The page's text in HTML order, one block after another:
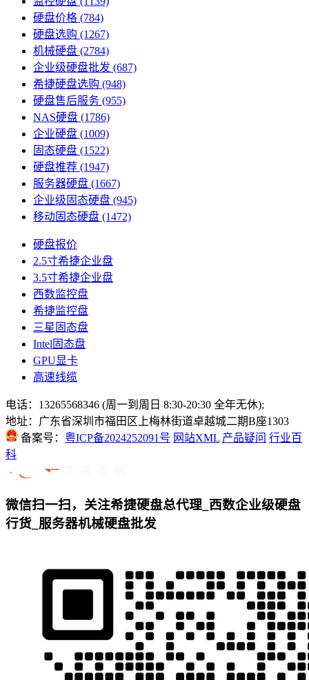
硬盘价格 (784)
硬盘选购 (1267)
机械硬盘 (2784)
企业级硬盘批发 (687)
希捷硬盘选购 (948)
硬盘售后服务 (955)
NAS硬盘 (1786)
企业硬盘 (1009)
固态硬盘 (1522)
硬盘推荐 (1947)
服务器硬盘 (1667)
企业级固态硬盘 (945)
移动固态硬盘 (1472)
硬盘报价
2.5寸希捷企业盘
3.5寸希捷企业盘
西数监控盘
希捷监控盘
三星固态盘
Intel固态盘
GPU显卡
高速线缆
电话：13265568346 (周一到周日 8:30-20:30 全年无休);
地址：广东省深圳市福田区上梅林街道卓越城二期B座1303
备案号： 粤ICP备2024252091号 网站XML 产品疑问 行业百
科
微信扫一扫，关注希捷硬盘总代理_西数企业级硬盘
行货_服务器机械硬盘批发